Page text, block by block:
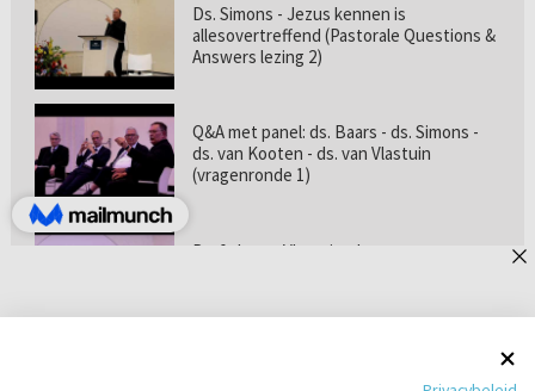
Ds. Simons - Jezus kennen is
allesovertreffend (Pastorale Questions &
Answers lezing 2)
Q&A met panel: ds. Baars - ds. Simons -
ds. van Kooten - ds. van Vlastuin
(vragenronde 1)
Prof. dr. van Vlastuin - Is